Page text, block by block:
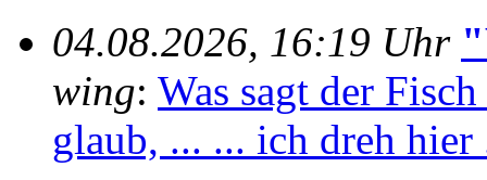
04.08.2026, 16:19 Uhr
wing: Was sagt der
glaub, ... ... ich dreh hier